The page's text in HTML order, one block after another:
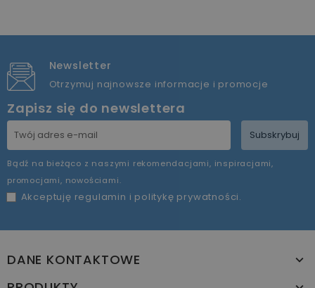
Newsletter
Otrzymuj najnowsze informacje i promocje
Zapisz się do newslettera
Subskrybuj
Bądź na bieżąco z naszymi rekomendacjami, inspiracjami,
promocjami, nowościami.
Akceptuję regulamin i politykę prywatności.
DANE KONTAKTOWE